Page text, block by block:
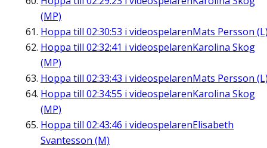
(MP)
Hoppa till 02:30:53 i videospelarenMats Persson
Hoppa till 02:32:41 i videospelarenKarolina Skog
(MP)
Hoppa till 02:33:43 i videospelarenMats Persson
Hoppa till 02:34:55 i videospelarenKarolina Skog
(MP)
Hoppa till 02:43:46 i videospelarenElisabeth
Svantesson (M)